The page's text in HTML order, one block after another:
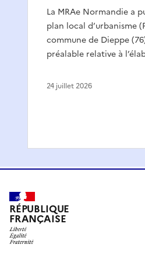
La MRAe Normandie a
plan local d’urbanisme
commune de Dieppe
préalable relative à
24 juillet 2026
RÉPUBLIQUE
FRANÇAISE